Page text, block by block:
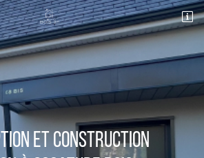

et construction